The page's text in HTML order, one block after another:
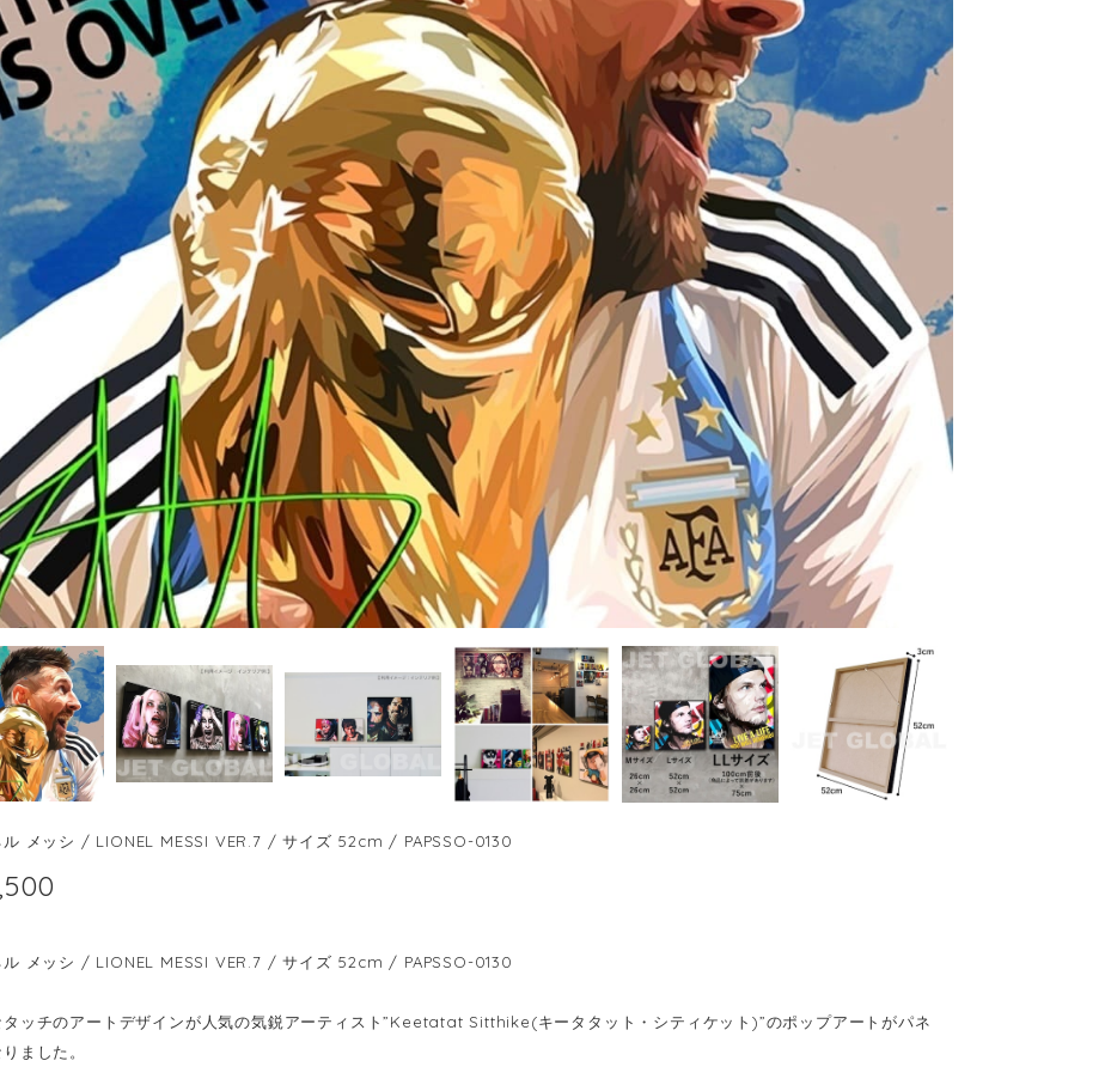
ル メッシ / LIONEL MESSI VER.7 / サイズ 52cm / PAPSSO-0130
ル メッシ / LIONEL MESSI VER.7 / サイズ 52cm / PAPSSO-0130
タッチのアートデザインが人気の気鋭アーティスト”Keetatat Sitthike(キータタット・シティケット)”のポップアートがパネ
ました。